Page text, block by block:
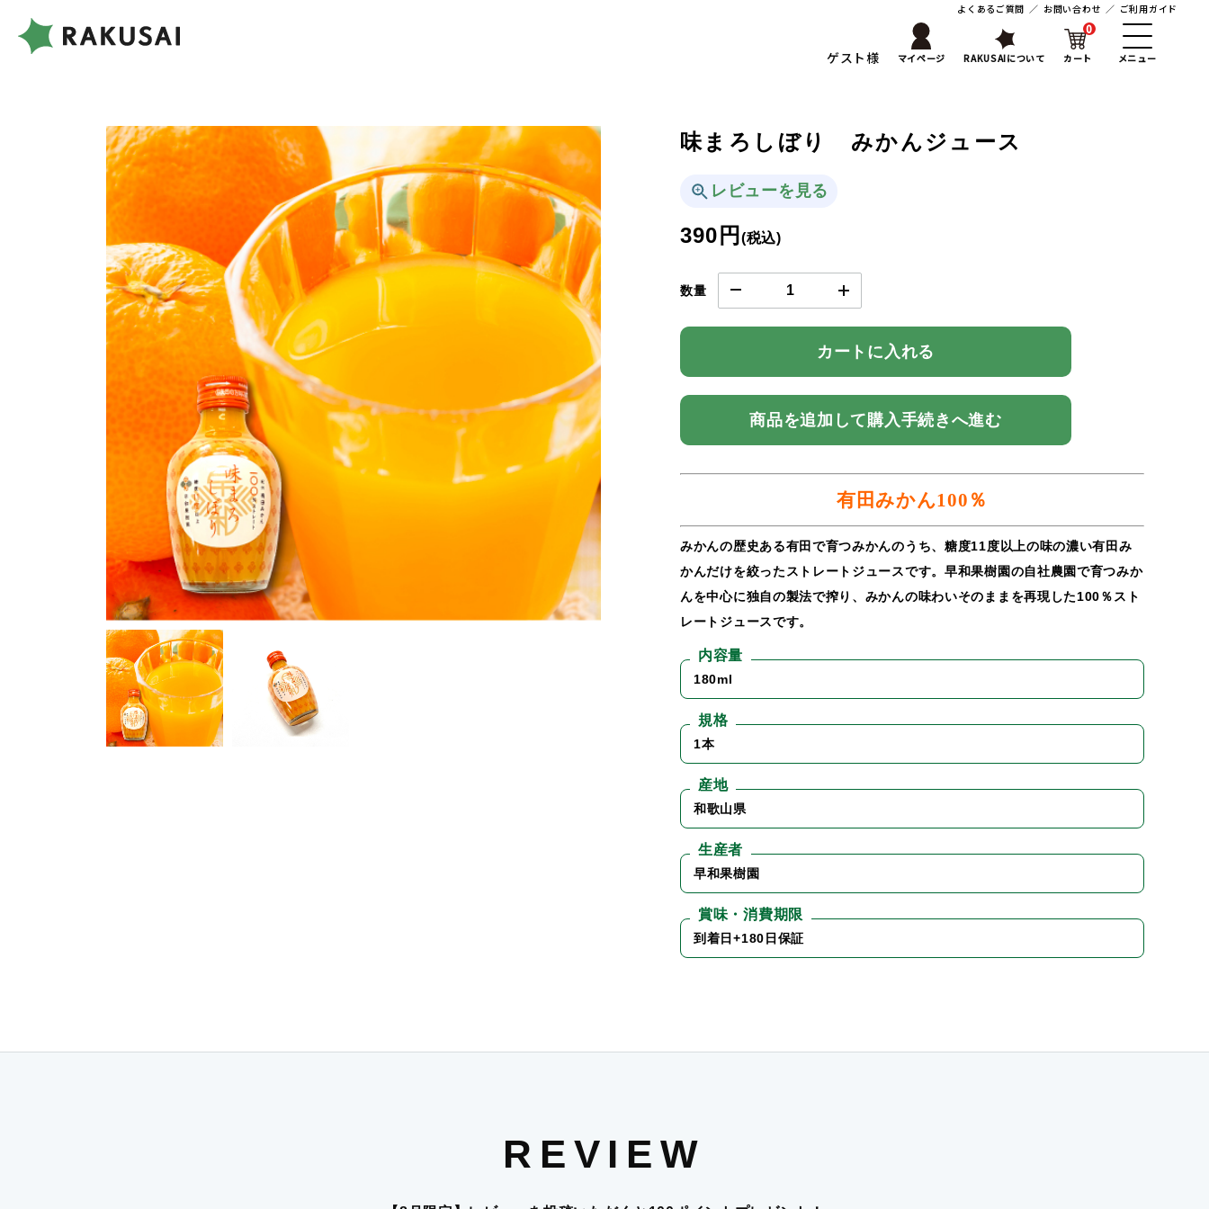
よくあるご質問 ／ お問い合わせ ／ ご利用ガイド
ゲスト様 マイページ RAKUSAIについて カート
0
メニュー
味まろしぼり みかんジュース
レビューを見る
390円 (税込)
数量
カートに入れる
商品を追加して購入手続きへ進む
有田みかん100％
みかんの歴史ある有田で育つみかんのうち、糖度11度以上の味の濃い有田み
かんだけを絞ったストレートジュースです。早和果樹園の自社農園で育つみか
んを中心に独自の製法で搾り、みかんの味わいそのままを再現した100％スト
レートジュースです。
内容量
180ml
規格
1本
産地
和歌山県
生産者
早和果樹園
賞味・消費期限
到着日+180日保証
REVIEW